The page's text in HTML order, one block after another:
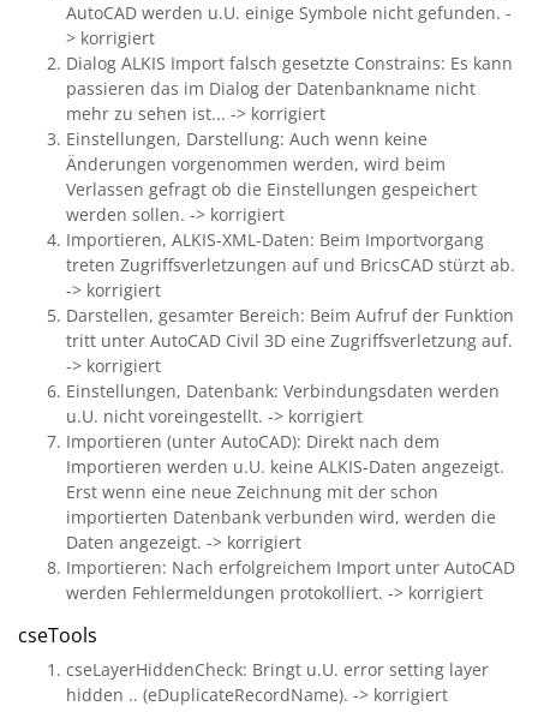
AutoCAD werden u.U. einige Symbole nicht gefunden. -
> korrigiert
Dialog ALKIS Import falsch gesetzte Constrains: Es kann
passieren das im Dialog der Datenbankname nicht
mehr zu sehen ist... -> korrigiert
Einstellungen, Darstellung: Auch wenn keine
Änderungen vorgenommen werden, wird beim
Verlassen gefragt ob die Einstellungen gespeichert
werden sollen. -> korrigiert
Importieren, ALKIS-XML-Daten: Beim Importvorgang
treten Zugriffsverletzungen auf und BricsCAD stürzt ab.
-> korrigiert
Darstellen, gesamter Bereich: Beim Aufruf der Funktion
tritt unter AutoCAD Civil 3D eine Zugriffsverletzung auf.
-> korrigiert
Einstellungen, Datenbank: Verbindungsdaten werden
u.U. nicht voreingestellt. -> korrigiert
Importieren (unter AutoCAD): Direkt nach dem
Importieren werden u.U. keine ALKIS-Daten angezeigt.
Erst wenn eine neue Zeichnung mit der schon
importierten Datenbank verbunden wird, werden die
Daten angezeigt. -> korrigiert
Importieren: Nach erfolgreichem Import unter AutoCAD
werden Fehlermeldungen protokolliert. -> korrigiert
cseTools
cseLayerHiddenCheck: Bringt u.U. error setting layer
hidden .. (eDuplicateRecordName). -> korrigiert